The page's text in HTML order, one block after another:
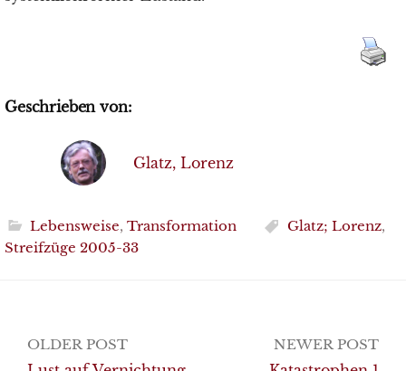
Geschrieben von:
Glatz, Lorenz
Lebensweise, Transformation Glatz; Lorenz,
Streifzüge 2005-33
Post
OLDER POST NEWER POST